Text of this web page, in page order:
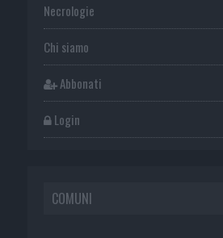
Necrologie
Chi siamo
Abbonati
Login
COMUNI